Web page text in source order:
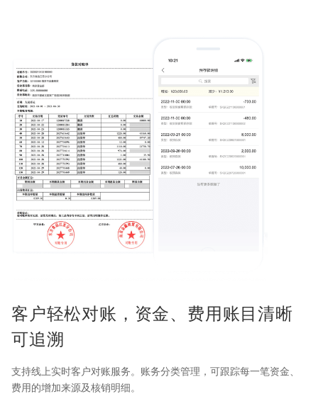
客户轻松对账，资金、费用账目清晰
可追溯
支持线上实时客户对账服务。账务分类管理，可跟踪每一笔资金、
费用的增加来源及核销明细。